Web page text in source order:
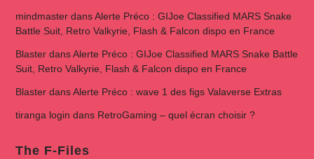
mindmasterdansAlerte Préco : GIJoe Classified MARS Snake
Battle Suit, Retro Valkyrie, Flash & Falcon dispo en France
BlasterdansAlerte Préco : GIJoe Classified MARS Snake Battle
Suit, Retro Valkyrie, Flash & Falcon dispo en France
BlasterdansAlerte Préco : wave 1 des figs Valaverse Extras
tiranga login dans RetroGaming – quel écran choisir ?
The F-Files